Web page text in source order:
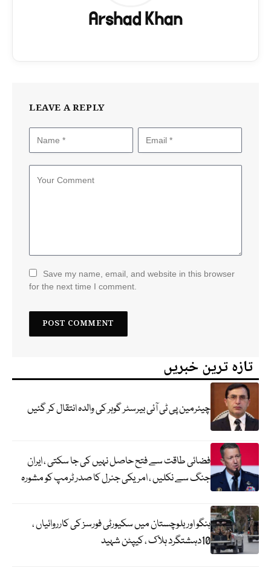
Arshad Khan
LEAVE A REPLY
Save my name, email, and website in this browser
for the next time I comment.
تازہ ترین خبریں
چیئرمین پی ٹی آئی بیرسٹر گوہر کی والدہ انتقال کر گئیں
فضائی طاقت سے فتح حاصل نہیں کی جا سکتی ، ایران
جنگ سے نکلیں ، امریکی جنرل کا صدر ٹرمپ کو مشورہ
ہنگو اور بلوچستان میں سکیورٹی فورسز کی کارروائیاں ،
10دہشتگرد ہلاک ، کیپٹن شہید